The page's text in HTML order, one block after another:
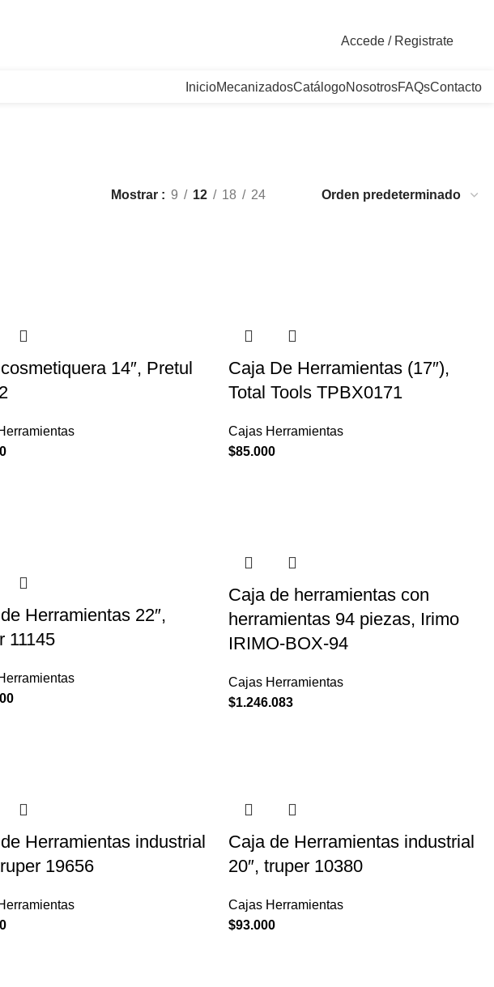
Accede / Registrate
InicioMecanizadosCatálogoNosotrosFAQsContacto
Mostrar 9 12 18 24
14″, Pretul
Caja De Herramientas (17″),
Total Tools TPBX0171
Cajas Herramientas
$85.000
Herramientas 22″,
11145
Caja de herramientas con
herramientas 94 piezas, Irimo
IRIMO-BOX-94
Cajas Herramientas
$1.246.083
Herramientas industrial
19656
Caja de Herramientas industrial
20″, truper 10380
Cajas Herramientas
$93.000